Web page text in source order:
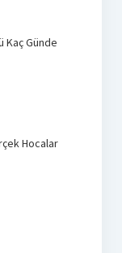
Kaç Günde
Hocalar